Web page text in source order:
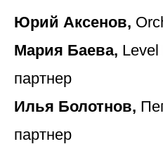
Юрий Аксенов,
Мария Баева, Level
партнер
Илья Болотнов,
партнер